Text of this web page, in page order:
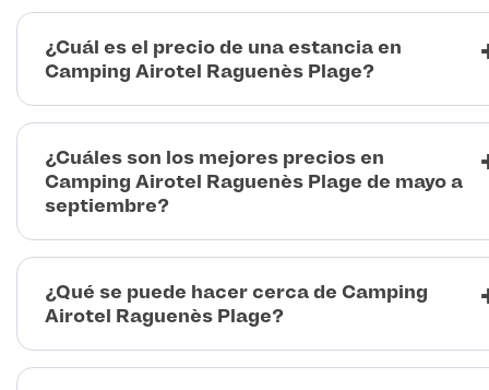
¿Cuál es el precio de una estancia en
Camping Airotel Raguenès Plage?
¿Cuáles son los mejores precios en
Camping Airotel Raguenès Plage de mayo a
septiembre?
¿Qué se puede hacer cerca de Camping
Airotel Raguenès Plage?